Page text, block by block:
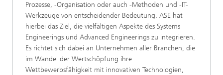
Prozesse, -Organisation oder auch -Methoden und -IT-
Werkzeuge von entscheidender Bedeutung. ASE hat
hierbei das Ziel, die vielfältigen Aspekte des Systems
Engineerings und Advanced Engineerings zu integrieren.
Es richtet sich dabei an Unternehmen aller Branchen, die
im Wandel der Wertschöpfung ihre
Wettbewerbsfähigkeit mit innovativen Technologien,